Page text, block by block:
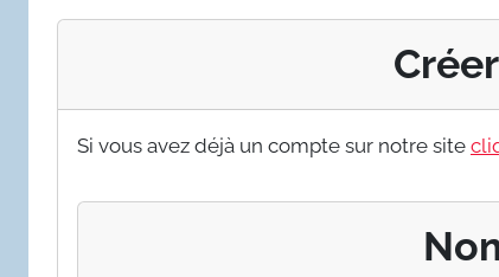
Si vous avez déjà un compte sur notre site